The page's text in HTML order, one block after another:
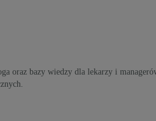
oraz bazy wiedzy dla lekarzy i